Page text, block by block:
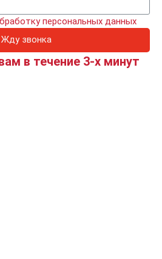
персональных данных
Жду звонка
в течение 3-х минут